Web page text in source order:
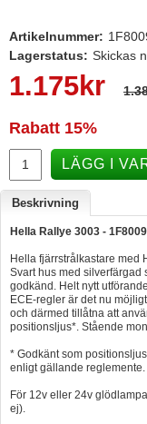
Mercury Servicedelar
Garmin
Humminbird
Simrad
B&G
Båttillbehör
Hummertina
Varta - Batterier
Victron -
CTEK - Batteriladdare
Kamasa Tools - Verktyg
Artikelnummer:
Lagerstatus: Skickas
1.175kr
Rabatt 15%
LÄGG I
Beskrivning
Hella Rallye 3003 -
Hella fjärrstrålkastare med
Svart hus med silverfärgad
godkänd. Helt nytt
ECE-regler är det nu
och därmed tillåtna att
positionsljus*. Stående
* Godkänt som
enligt gällande reglemente.
För 12v eller 24v
ej).